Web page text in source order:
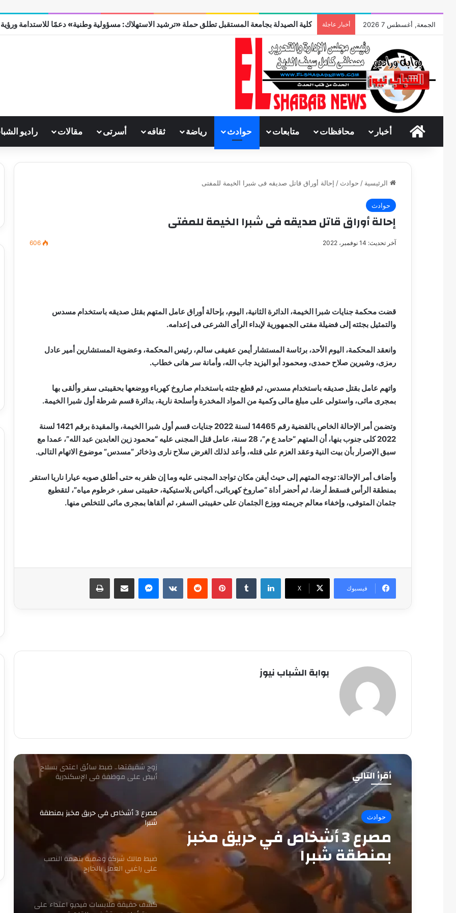
الجمعة, أغسطس 7 2026 أخبار عاجلة كلية الصيدلة بجامعة المستقبل تطلق حملة «ترشيد الاستهلاك: مسؤولية وطنية» دعمًا للاستدامة ورؤية مصر
الرئيسية
أخبار محافظات متابعات حوادث رياضة ثقافه أسرتى مقالات راديو
الرئيسية / حوادث / إحالة أوراق قاتل صديقه فى شبرا الخيمة للمفتى
حوادث
إحالة أوراق قاتل صديقه فى شبرا الخيمة للمفتى
آخر تحديث: 14 نوفمبر، 2022 606
قضت محكمة جنايات شبرا الخيمة، الدائرة الثانية، اليوم، بإحالة أوراق عامل المتهم بقتل صديقه باستخدام مسدس
والتمثيل بجثته إلى فضيلة مفتى الجمهورية لإبداء الرأى الشرعى فى إعدامه.
وانعقد المحكمة، اليوم الأحد، برئاسة المستشار أيمن عفيفى سالم، رئيس المحكمة، وعضوية المستشارين أمير عادل
رمزى، وشيرين صلاح حمدى، ومحمود أبو اليزيد جاب الله، وأمانة سر هانى خطاب.
واتهم عامل بقتل صديقه باستخدام مسدس، ثم قطع جثته باستخدام صاروخ كهرباء ووضعها بحقيبتى سفر وألقى بها
بمجرى مائى، واستولى على مبلغ مالى وكمية من المواد المخدرة وأسلحة نارية، بدائرة قسم شرطة أول شبرا الخيمة.
وتضمن أمر الإحالة الخاص بالقضية رقم 14465 لسنة 2022 جنايات قسم أول شبرا الخيمة، والمقيدة برقم 1421 لسنة
2022 كلى جنوب بنها، أن المتهم “حامد ع م”، 28 سنة، عامل قتل المجنى عليه “محمود زين العابدين عبد الله”، عمدا مع
سبق الإصرار بأن بيت النية وعقد العزم على قتله، وأعد لذلك الغرض سلاح نارى وذخائر “مسدس” موضوع الاتهام التالى.
وأضاف أمر الإحالة: توجه المتهم إلى حيث أيقن مكان تواجد المجنى عليه وما إن ظفر به حتى أطلق صوبه عيارا ناريا استقر
بمنطقة الرأس فسقط أرضا، ثم أحضر أداة “صاروخ كهربائى، أكياس بلاستيكية، حقيبتى سفر، خرطوم مياه”، لتقطيع
جثمان المتوفى، وإخفاء معالم جريمته ووزع الجثمان على حقيبتى السفر، ثم ألقاها بمجرى مائى للتخلص منها.
فيسبوك ‫X
لينكدإن بينتيريست ماسنجر مشاركة عبر البريد طباعة
بوابة الشباب نيوز
أقرأ التالي
حوادث
مصرع 3 أشخاص في حريق مخبز
بمنطقة شبرا
كشف ملابسات ادعاء شخص باختطافه من
آخرين
زوج شقيقتها.. ضبط سائق اعتدى بسلاح
أبيض على موظفة في الإسكندرية
مصرع 3 أشخاص في حريق مخبز بمنطقة
شبرا
ضبط مالك شركة وهمية بتهمة النصب
على راغبي العمل بالخارج
كشف حقيقة ملابسات فيديو اعتداء على
سيف
الدين
….
مايسه
عطوه
القرن
مصطفى كامل سيف الدين …. يكتب
مايسه عطوه كليوباترا القرن 21
سيف
ميلاد
ميلاد جديد